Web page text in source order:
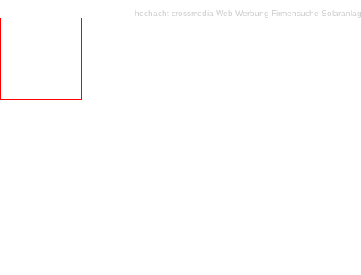
hochacht crossmedia Web-Werbung Firmensuche